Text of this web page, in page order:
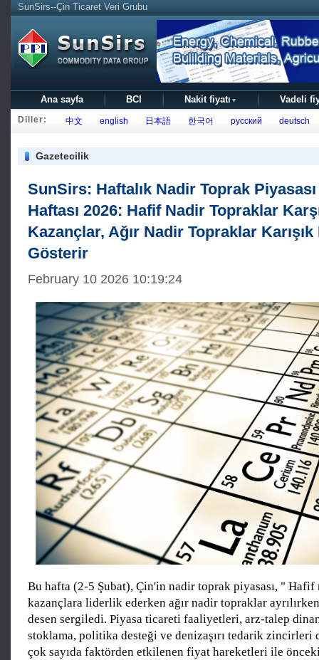
SunSirs--Çin Ticaret Veri Grubu
Ana sayfa BCI Nakit fiyatı ▼ Vadeli
Diller: 中文 english 日本語 한국어 русский deutsch
Gazetecilik
SunSirs: Haftalık Nadir Toprak
Haftası 2026: Hafif Nadir Topraklar
Kazançlar, Ağır Nadir Topraklar
Gösterir
February 10 2026 10:19:24
Bu hafta (2-5 Şubat), Çin'in nadir toprak piyasası, "
kazançlara liderlik ederken ağır nadir topraklar
desen sergiledi. Piyasa ticareti faaliyetleri, arz-talep
stoklama, politika desteği ve denizaşırı tedarik zincirleri
çok sayıda faktörden etkilenen fiyat hareketleri ile